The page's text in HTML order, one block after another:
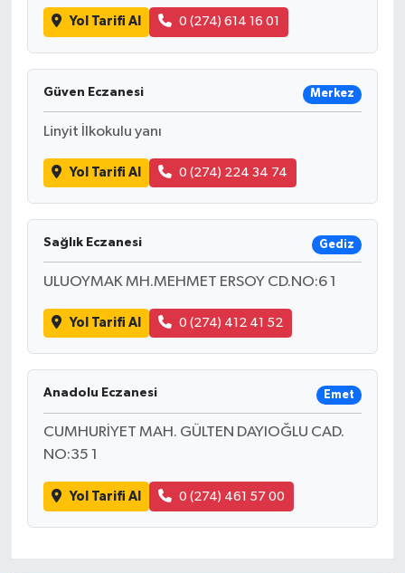
Yol Tarifi Al 0 (274) 614 16 01
Güven Eczanesi Merkez
Linyit İlkokulu yanı
Yol Tarifi Al 0 (274) 224 34 74
Sağlık Eczanesi Gediz
ULUOYMAK MH.MEHMET ERSOY CD.NO:6 1
Yol Tarifi Al 0 (274) 412 41 52
Anadolu Eczanesi Emet
CUMHURİYET MAH. GÜLTEN DAYIOĞLU CAD.
NO:35 1
Yol Tarifi Al 0 (274) 461 57 00